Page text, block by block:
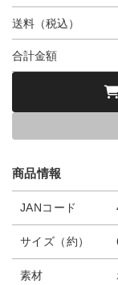
送料（税込）
合計金額
商品情報
JANコード
サイズ（約）
素材